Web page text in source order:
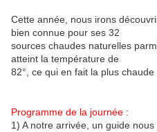
Cette année, nous irons
bien connue pour ses 32
sources chaudes naturelles
atteint la température de
82°, ce qui en fait la plus chaude
Programme de la journée :
1) A notre arrivée, un guide